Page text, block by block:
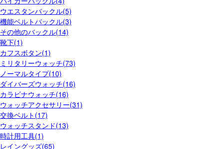
ウエスタンバックル(5)
機能ベルトバックル(3)
その他のバックル(14)
靴下(1)
カフスボタン(1)
ミリタリーウォッチ(73)
ノーマルタイプ(10)
ダイバーズウォッチ(16)
カラビナウォッチ(16)
ウォッチアクセサリー(31)
交換ベルト(17)
ウォッチスタンド(13)
時計用工具(1)
レイングッズ(65)